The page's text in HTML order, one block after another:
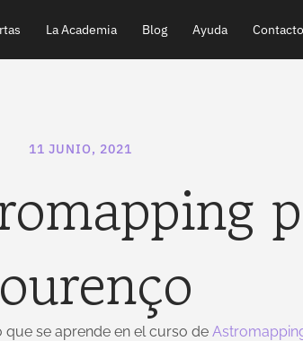
La Academia Blog Ayuda Contacto
11 JUNIO, 2021
se aprende en el curso de